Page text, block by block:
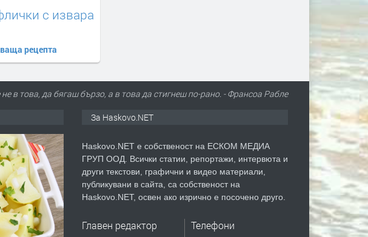
с извара
рецепта
в това, да бягаш бързо, а в това да стигнеш по-рано. - Франсоа Рабле
За Haskovo.NET
Haskovo.NET е собственост на ЕСКОМ МЕДИА
ГРУП ООД. Всички статии, репортажи, интервюта и
други текстови, графични и видео материали,
публикувани в сайта, са собственост на
Haskovo.NET, освен ако изрично е посочено друго.
Главен редактор Телефони